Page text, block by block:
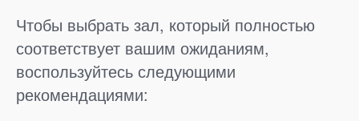
Чтобы выбрать зал, который полностью
соответствует вашим ожиданиям,
воспользуйтесь следующими
рекомендациями: